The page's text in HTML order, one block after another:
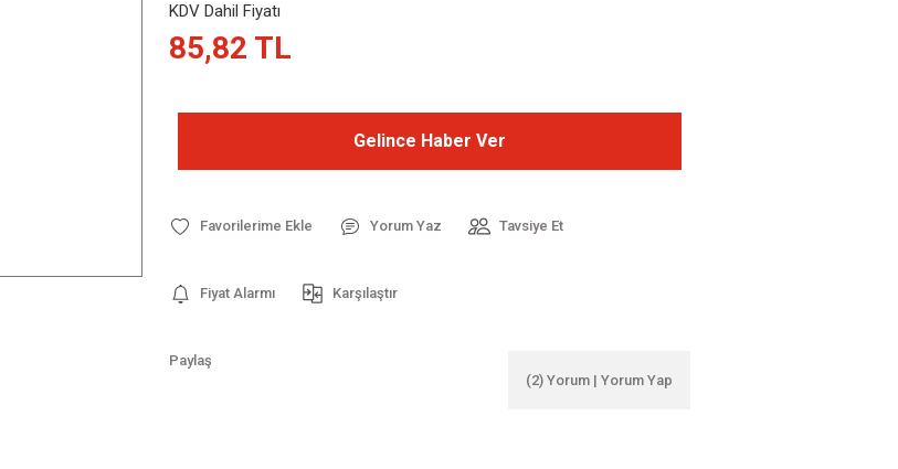
KDV Dahil Fiyatı
85,82 TL
Gelince Haber Ver
Yorum Yaz Tavsiye Et
Fiyat Alarmı Karşılaştır
Paylaş
(2) Yorum | Yorum Yap